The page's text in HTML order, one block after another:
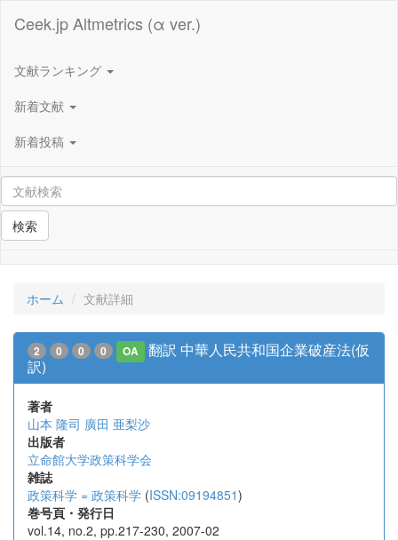
Ceek.jp Altmetrics (α ver.)
文献ランキング
新着文献
新着投稿
検索
ホーム 文献詳細
2 0 0 0 OA
翻訳 中華人民共和国企業破産法(仮
訳)
著者
山本 隆司 廣田 亜梨沙
出版者
立命館大学政策科学会
雑誌
政策科学 = 政策科学 (ISSN:09194851)
巻号頁・発行日
vol.14, no.2, pp.217-230, 2007-02